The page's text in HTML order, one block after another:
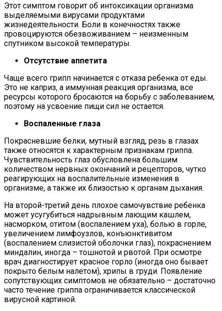
Этот симптом говорит об интоксикации организма
выделяемыми вирусами продуктами
жизнедеятельности. Боли в конечностях также
провоцируются обезвоживанием – неизменным
спутником высокой температуры.
Отсутствие аппетита
Чаще всего грипп начинается с отказа ребенка от еды.
Это не каприз, а иммунная реакция организма, все
ресурсы которого бросаются на борьбу с заболеванием,
поэтому на усвоение пищи сил не остается.
Воспаленные глаза
Покрасневшие белки, мутный взгляд, резь в глазах
также относятся к характерным признакам гриппа.
Чувствительность глаз обусловлена большим
количеством нервных окончаний и рецепторов, чутко
реагирующих на воспалительные изменения в
организме, а также их близостью к органам дыхания.
На второй-третий день плохое самочувствие ребенка
может усугубиться надрывным лающим кашлем,
насморком, отитом (воспалением уха), болью в горле,
увеличением лимфоузлов, конъюнктивитом
(воспалением слизистой оболочки глаз), покраснением
миндалин, иногда – тошнотой и рвотой. При осмотре
врач диагностирует красное горло (иногда оно бывает
покрыто белым налетом), хрипы в груди. Появление
сопутствующих симптомов не обязательно – достаточно
часто течение гриппа ограничивается классической
вирусной картиной.